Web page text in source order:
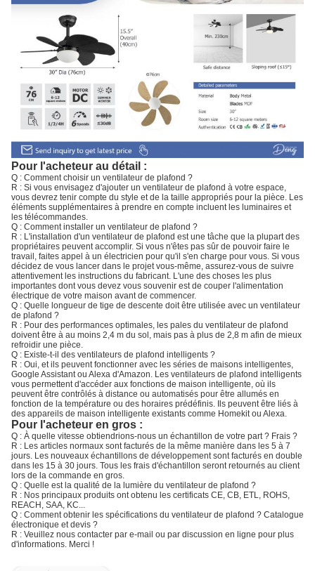
Pour l'acheteur au détail :
Q : Comment choisir un ventilateur de plafond ?
R : Si vous envisagez d'ajouter un ventilateur de plafond à votre espace,
vous devrez tenir compte du style et de la taille appropriés pour la pièce. Les
éléments supplémentaires à prendre en compte incluent les luminaires et
les télécommandes.
Q : Comment installer un ventilateur de plafond ?
R : L'installation d'un ventilateur de plafond est une tâche que la plupart des
propriétaires peuvent accomplir. Si vous n'êtes pas sûr de pouvoir faire le
travail, faites appel à un électricien pour qu'il s'en charge pour vous. Si vous
décidez de vous lancer dans le projet vous-même, assurez-vous de suivre
attentivement les instructions du fabricant. L'une des choses les plus
importantes dont vous devez vous souvenir est de couper l'alimentation
électrique de votre maison avant de commencer.
Q : Quelle longueur de tige de descente doit être utilisée avec un ventilateur
de plafond ?
R : Pour des performances optimales, les pales du ventilateur de plafond
doivent être à au moins 2,4 m du sol, mais pas à plus de 2,8 m afin de mieux
refroidir une pièce.
Q : Existe-t-il des ventilateurs de plafond intelligents ?
R : Oui, et ils peuvent fonctionner avec les séries de maisons intelligentes,
Google Assistant ou Alexa d'Amazon. Les ventilateurs de plafond intelligents
vous permettent d'accéder aux fonctions de maison intelligente, où ils
peuvent être contrôlés à distance ou automatisés pour être allumés en
fonction de la température ou des horaires prédéfinis. Ils peuvent être liés à
des appareils de maison intelligente existants comme Homekit ou Alexa.
Pour l'acheteur en gros :
Q : À quelle vitesse obtiendrions-nous un échantillon de votre part ? Frais ?
R : Les articles normaux sont facturés de la même manière dans les 5 à 7
jours. Les nouveaux échantillons de développement sont facturés en double
dans les 15 à 30 jours. Tous les frais d'échantillon seront retournés au client
lors de la commande en gros.
Q : Quelle est la qualité de la lumière du ventilateur de plafond ?
R : Nos principaux produits ont obtenu les certificats CE, CB, ETL, ROHS,
REACH, SAA, KC...
Q : Comment obtenir les spécifications du ventilateur de plafond ? Catalogue
électronique et devis ?
R : Veuillez nous contacter par e-mail ou par discussion en ligne pour plus
d'informations. Merci !